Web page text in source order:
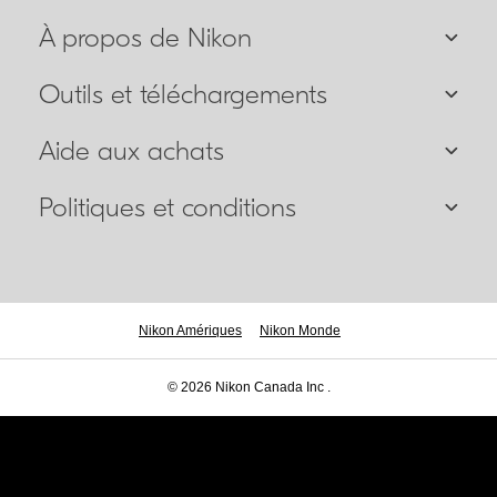
À propos de Nikon
Outils et téléchargements
Aide aux achats
Politiques et conditions
Nikon Amériques Nikon Monde
© 2026 Nikon Canada Inc .